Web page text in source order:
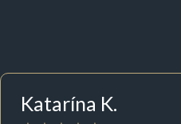
Katarína K.